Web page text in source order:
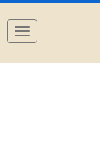
Navigation